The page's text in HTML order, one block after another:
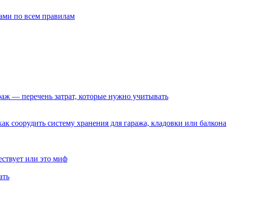
по всем правилам
— перечень затрат, которые нужно учитывать
соорудить систему хранения для гаража, кладовки или балкона
или это миф